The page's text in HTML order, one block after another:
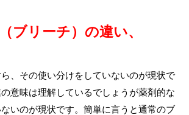
ブリーチ）の違い、
、その使い分けをしていないのが現状で
意味は理解しているでしょうが薬剤的な
いのが現状です。簡単に言うと通常のブ